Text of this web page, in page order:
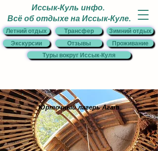
Отзывы
Иссык-Куль инфо.
Всё об отдыхе на Иссык-Куле.
Летний отдых
Туры вокруг Иссык-Куля
Зимний отдых
Экскурсии
Трансфер
Проживание
Юрточный лагерь Агат